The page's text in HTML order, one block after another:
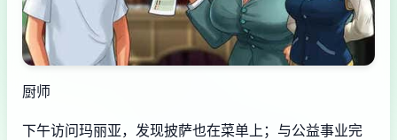
厨师
下午访问玛丽亚，发现披萨也在菜单上；与公益事业完